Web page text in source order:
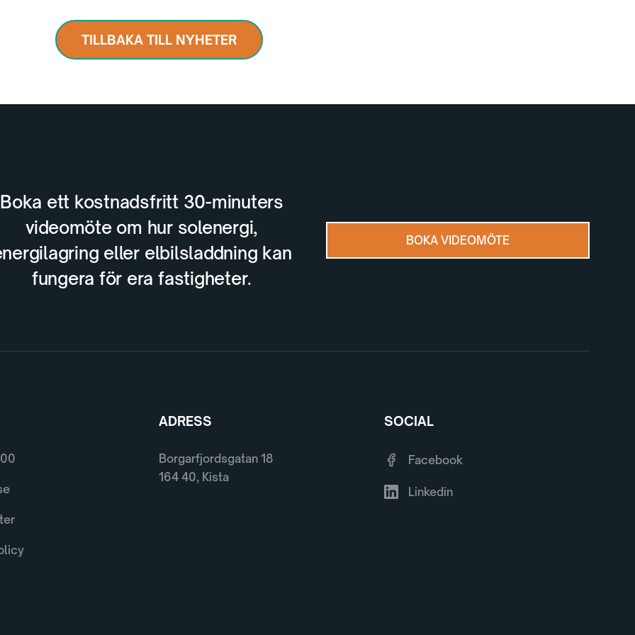
TILLBAKA TILL NYHETER
BOKA VIDEOMÖTE
Boka ett kostnadsfritt 30-minuters
videomöte om hur solenergi,
eller elbilsladdning kan
fungera för era fastigheter.
ADRESS
Borgarfjordsgatan 18
164 40, Kista
SOCIAL
Facebook
Linkedin